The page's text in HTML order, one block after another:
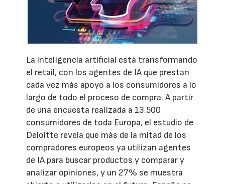
La inteligencia artificial está transformando
el retail, con los agentes de IA que prestan
cada vez más apoyo a los consumidores a lo
largo de todo el proceso de compra. A partir
de una encuesta realizada a 13.500
consumidores de toda Europa, el estudio de
Deloitte revela que más de la mitad de los
compradores europeos ya utilizan agentes
de IA para buscar productos y comparar y
analizar opiniones, y un 27% se muestra